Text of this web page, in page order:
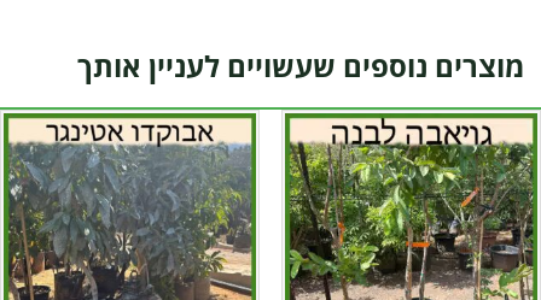
מוצרים נוספים שעשויים לעניין אותך